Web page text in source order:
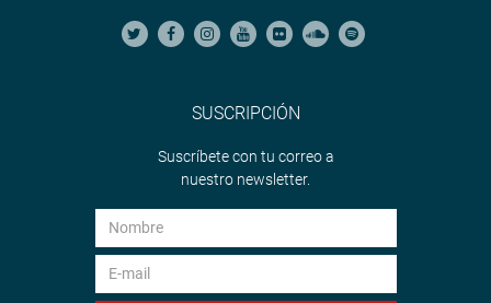
SUSCRIPCIÓN
Suscríbete con tu correo a
nuestro newsletter.